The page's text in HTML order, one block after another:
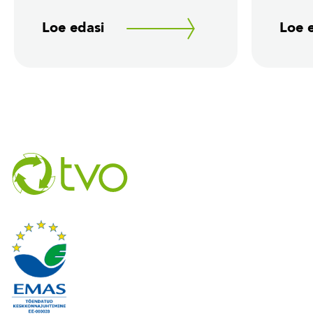
Loe edasi Loe